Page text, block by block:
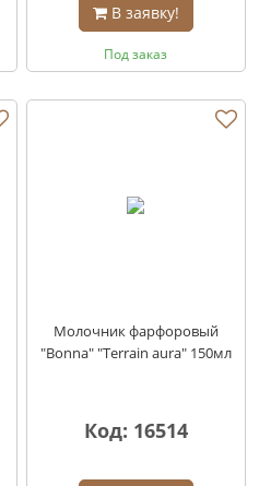
В заявку!
Под заказ
Молочник фарфоровый
"Bonna" "Terrain aura" 150мл
Код: 16514